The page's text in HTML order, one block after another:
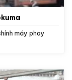
máy phay